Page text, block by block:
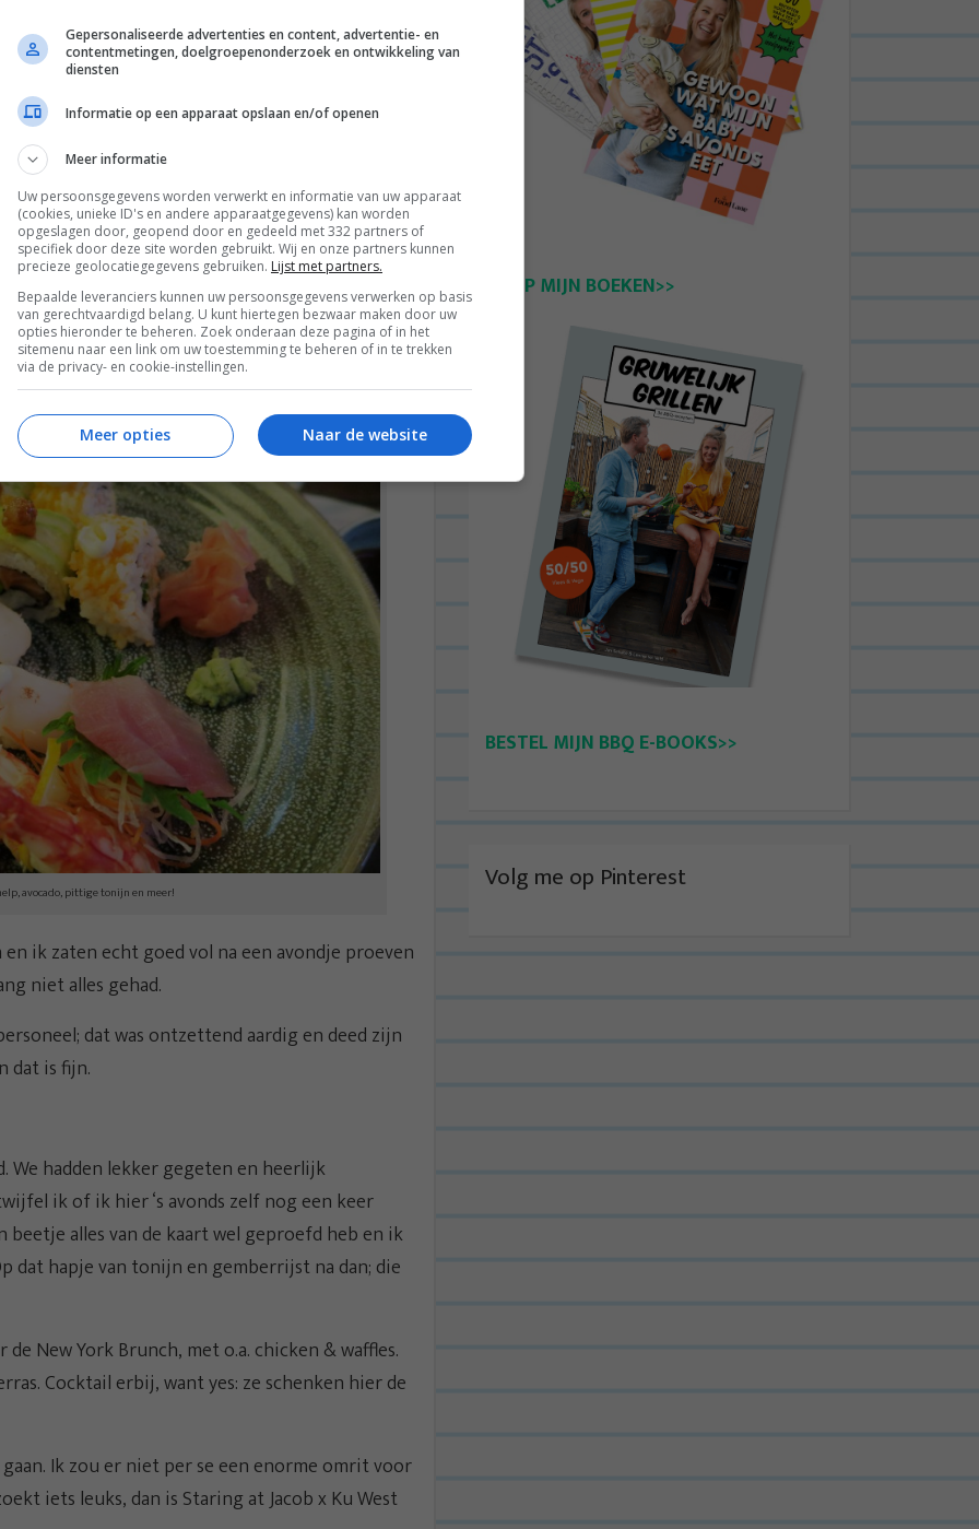
met een dip van soja en limoen: suuuper lekker.
maar wat ze serveren is prima.
avocado, pittige tonijn en meer!
ik zaten echt goed vol na een avondje proeven
niet alles gehad.
dat was ontzettend aardig en deed zijn
dat is fijn.
We hadden lekker gegeten en heerlijk
ik of ik hier ‘s avonds zelf nog een keer
beetje alles van de kaart wel geproefd heb en ik
dat hapje van tonijn en gemberrijst na dan; die
New York Brunch, met o.a. chicken & waffles.
Cocktail erbij, want yes: ze schenken hier de
Ik zou er niet per se een enorme omrit voor
iets leuks, dan is Staring at Jacob x Ku West
KOOP MIJN BOEKEN>>
BESTEL MIJN BBQ E-BOOKS>>
Volg me op Pinterest
Gepersonaliseerde advertenties en content, advertentie- en
contentmetingen, doelgroepenonderzoek en ontwikkeling van
diensten
Informatie op een apparaat opslaan en/of openen
Meer informatie
Uw persoonsgegevens worden verwerkt en informatie van uw apparaat
(cookies, unieke ID's en andere apparaatgegevens) kan worden
opgeslagen door, geopend door en gedeeld met 332 partners of
specifiek door deze site worden gebruikt. Wij en onze partners kunnen
precieze geolocatiegegevens gebruiken. Lijst met partners.
Bepaalde leveranciers kunnen uw persoonsgegevens verwerken op basis
van gerechtvaardigd belang. U kunt hiertegen bezwaar maken door uw
opties hieronder te beheren. Zoek onderaan deze pagina of in het
sitemenu naar een link om uw toestemming te beheren of in te trekken
via de privacy- en cookie-instellingen.
Naar de website
Meer opties